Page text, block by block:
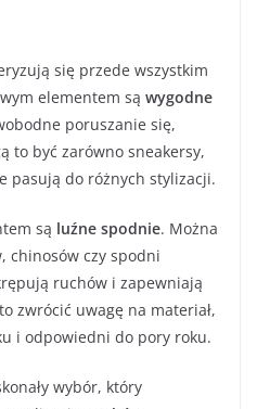
się przede wszystkim
elementem są wygodne
poruszanie się,
to być zarówno sneakersy,
pasują do różnych stylizacji.
są luźne spodnie. Można
chinosów czy spodni
ruchów i zapewniają
zwrócić uwagę na materiał,
i odpowiedni do pory roku.
wybór, który